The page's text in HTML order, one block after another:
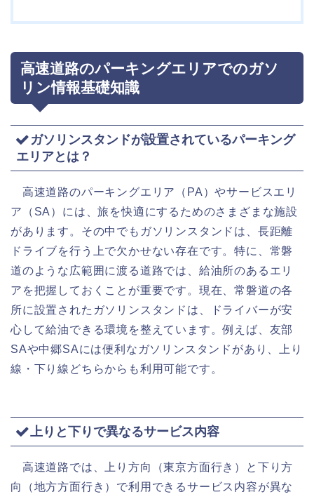
高速道路のパーキングエリアでのガソ
リン情報基礎知識
ガソリンスタンドが設置されているパーキング
エリアとは？
高速道路のパーキングエリア（PA）やサービスエリ
ア（SA）には、旅を快適にするためのさまざまな施設
があります。その中でもガソリンスタンドは、長距離
ドライブを行う上で欠かせない存在です。特に、常磐
道のような広範囲に渡る道路では、給油所のあるエリ
アを把握しておくことが重要です。現在、常磐道の各
所に設置されたガソリンスタンドは、ドライバーが安
心して給油できる環境を整えています。例えば、友部
SAや中郷SAには便利なガソリンスタンドがあり、上り
線・下り線どちらからも利用可能です。
上りと下りで異なるサービス内容
高速道路では、上り方向（東京方面行き）と下り方
向（地方方面行き）で利用できるサービス内容が異な